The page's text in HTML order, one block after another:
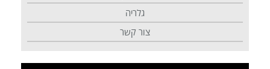
גלריה
צור קשר